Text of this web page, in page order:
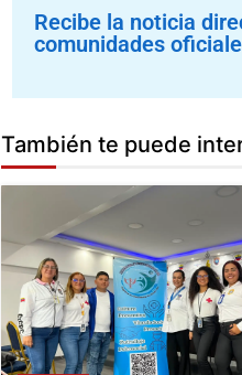
Recibe la noticia
comunidades
También te puede